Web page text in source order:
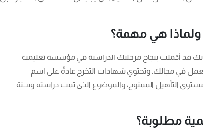
هي مهمة؟
قد أكملت بنجاح مرحلتك الدراسية في مؤسسة تعليمية
في مجالك. وتحتوي شهادات التخرج عادةً على اسم
التأهيل الممنوح، والموضوع الذي تمت دراسته وسنة
مطلوبة؟